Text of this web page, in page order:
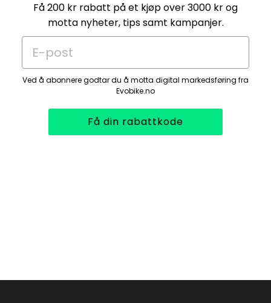
Få 200 kr rabatt på et kjøp over 3000 kr og
motta nyheter, tips samt kampanjer.
E-post
Ved å abonnere godtar du å motta digital markedsføring fra
Evobike.no
Få din rabattkode